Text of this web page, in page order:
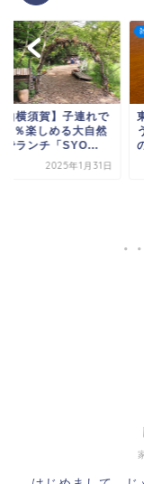
で台湾気分を味わ
豆花と鹹豆漿専門店
しごが楽しい！
2025年8月18日